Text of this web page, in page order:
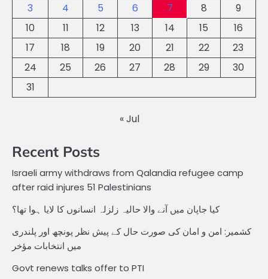
3
4 5 6 7 8
9
10
11 12 13 14 15
16
17
18 19 20 21 22
23
24
25 26 27 28 29
30
31
« Jul
Recent Posts
Israeli army withdraws from Qalandia refugee camp
after raid injures 51 Palestinians
کیا جاپان میں آنے والا حالیہ زلزلہ انسانوں کا لایا ہوا تھا؟
کشمیر: امن و امان کی صورت حال کے پیش نظر پونچھ اور پلندری
میں انتخابات مؤخر
Govt renews talks offer to PTI